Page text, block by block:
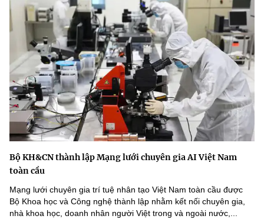
Bộ KH&CN thành lập Mạng lưới chuyên gia AI Việt Nam
toàn cầu
Mạng lưới chuyên gia trí tuệ nhân tạo Việt Nam toàn cầu được
Bộ Khoa học và Công nghệ thành lập nhằm kết nối chuyên gia,
nhà khoa học, doanh nhân người Việt trong và ngoài nước,...